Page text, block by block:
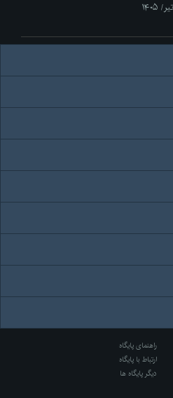
راهنمای پایگاه
ارتباط با پایگاه
دیگر پایگاه ها